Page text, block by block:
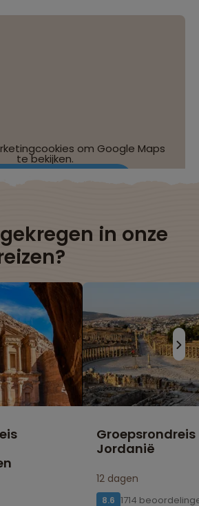
om Google Maps
te bekijken.
in onze
Groepsrondreis
Jordanië
12 dagen
8.6 1714